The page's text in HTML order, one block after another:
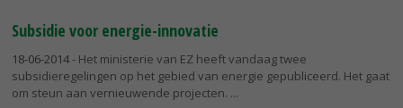
Subsidie voor energie-innovatie
18-06-2014- Het ministerie van EZ heeft vandaag twee
subsidieregelingen op het gebied van energie gepubliceerd. Het gaat
om steun aan vernieuwende projecten.